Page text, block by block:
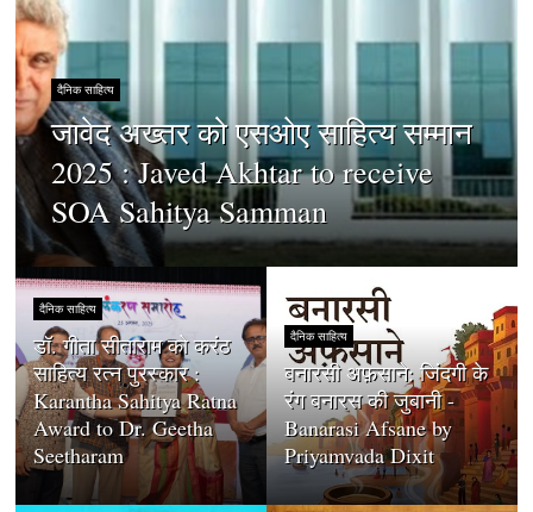
दैनिक साहित्य
जावेद अख्तर को एसओए साहित्य सम्मान
2025 : Javed Akhtar to receive
SOA Sahitya Samman
दैनिक साहित्य
डॉ. गीता सीताराम को करंठ
साहित्य रत्न पुरस्कार :
Karantha Sahitya Ratna
Award to Dr. Geetha
Seetharam
दैनिक साहित्य
बनारसी अफ़साने: जिंदगी के
रंग बनारस की जुबानी -
Banarasi Afsane by
Priyamvada Dixit
दैनिक साहित्य